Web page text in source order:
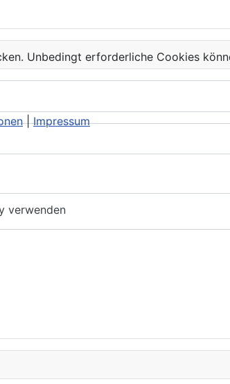
verwenden
Unbedingt erforderliche Cookies
|Impressum